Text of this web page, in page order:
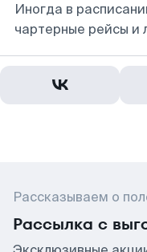
Иногда в
чартерные рейсы и
Рассказываем о
Рассылка с